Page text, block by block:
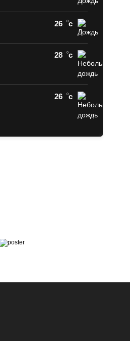
26 c
28 c
26 c